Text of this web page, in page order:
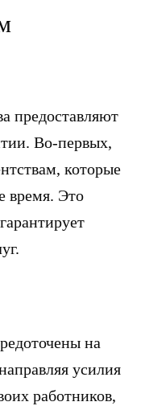
предоставляют
Во-первых,
которые
время. Это
на
усилия
работников,